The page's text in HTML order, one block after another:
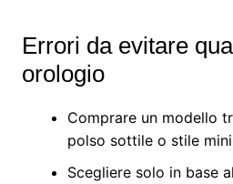
Errori da evitare
orologio
Comprare un modello
polso sottile o stile
Scegliere solo in base